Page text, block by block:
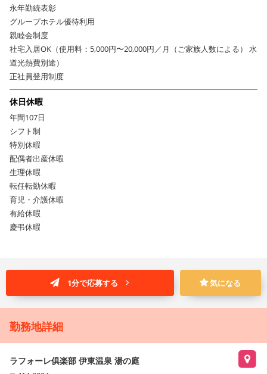
永年勤続表彰
グループホテル優待利用
親睦会制度
社宅入居OK（使用料：5,000円〜20,000円／月（ご家族人数による） 水
道光熱費別途）
正社員登用制度
休日休暇
年間107日
シフト制
特別休暇
配偶者出産休暇
生理休暇
転任転勤休暇
育児・介護休暇
有給休暇
慶弔休暇
1分で応募する 気になる
勤務地詳細
ラフォーレ俱楽部 伊東温泉 湯の庭